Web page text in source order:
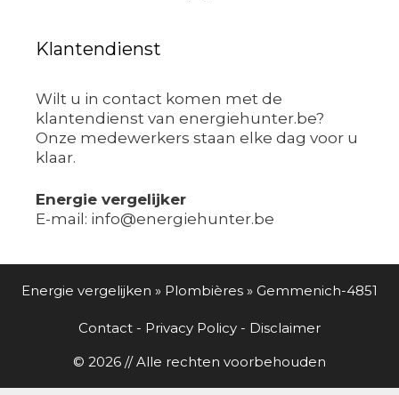
Klantendienst
Wilt u in contact komen met de
klantendienst van energiehunter.be?
Onze medewerkers staan elke dag voor u
klaar.
Energie vergelijker
E-mail: info@energiehunter.be
Energie vergelijken » Plombières » Gemmenich-4851
Contact - Privacy Policy - Disclaimer
© 2026 // Alle rechten voorbehouden